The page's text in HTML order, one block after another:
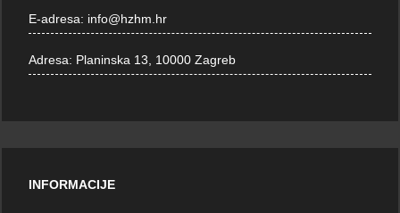
E-adresa: info@hzhm.hr
Adresa: Planinska 13, 10000 Zagreb
INFORMACIJE